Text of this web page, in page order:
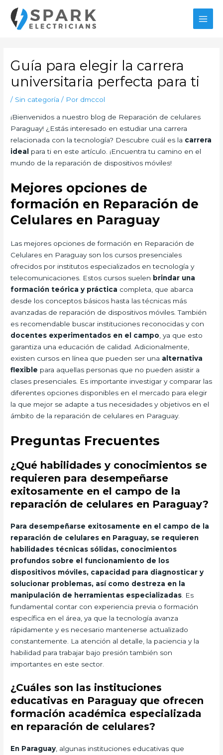
contenido
Guía para elegir la carrera
universitaria perfecta para ti
/ Sin categoría / Por dmccol
¡Bienvenidos a nuestro blog de Reparación de celulares
Paraguay! ¿Estás interesado en estudiar una carrera
relacionada con la tecnología? Descubre cuál es la carrera
ideal para ti en este artículo. ¡Encuentra tu camino en el
mundo de la reparación de dispositivos móviles!
Mejores opciones de
formación en Reparación de
Celulares en Paraguay
Las mejores opciones de formación en Reparación de
Celulares en Paraguay son los cursos presenciales
ofrecidos por institutos especializados en tecnología y
telecomunicaciones. Estos cursos suelen brindar una
formación teórica y práctica completa, que abarca
desde los conceptos básicos hasta las técnicas más
avanzadas de reparación de dispositivos móviles. También
es recomendable buscar instituciones reconocidas y con
docentes experimentados en el campo , ya que esto
garantiza una educación de calidad. Adicionalmente,
existen cursos en línea que pueden ser una alternativa
flexible para aquellas personas que no pueden asistir a
clases presenciales. Es importante investigar y comparar las
diferentes opciones disponibles en el mercado para elegir
la que mejor se adapte a tus necesidades y objetivos en el
ámbito de la reparación de celulares en Paraguay.
Preguntas Frecuentes
¿Qué habilidades y conocimientos se
requieren para desempeñarse
exitosamente en el campo de la
reparación de celulares en Paraguay?
Para desempeñarse exitosamente en el campo de la
reparación de celulares en Paraguay, se requieren
habilidades técnicas sólidas, conocimientos
profundos sobre el funcionamiento de los
dispositivos móviles, capacidad para diagnosticar y
solucionar problemas, así como destreza en la
manipulación de herramientas especializadas . Es
fundamental contar con experiencia previa o formación
específica en el área, ya que la tecnología avanza
rápidamente y es necesario mantenerse actualizado
constantemente. La atención al detalle, la paciencia y la
habilidad para trabajar bajo presión también son
importantes en este sector.
¿Cuáles son las instituciones
educativas en Paraguay que ofrecen
formación académica especializada
en reparación de celulares?
En Paraguay , algunas instituciones educativas que